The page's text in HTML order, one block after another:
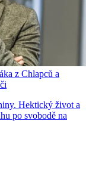
z Chlapců a
Hektický život a
po svobodě na